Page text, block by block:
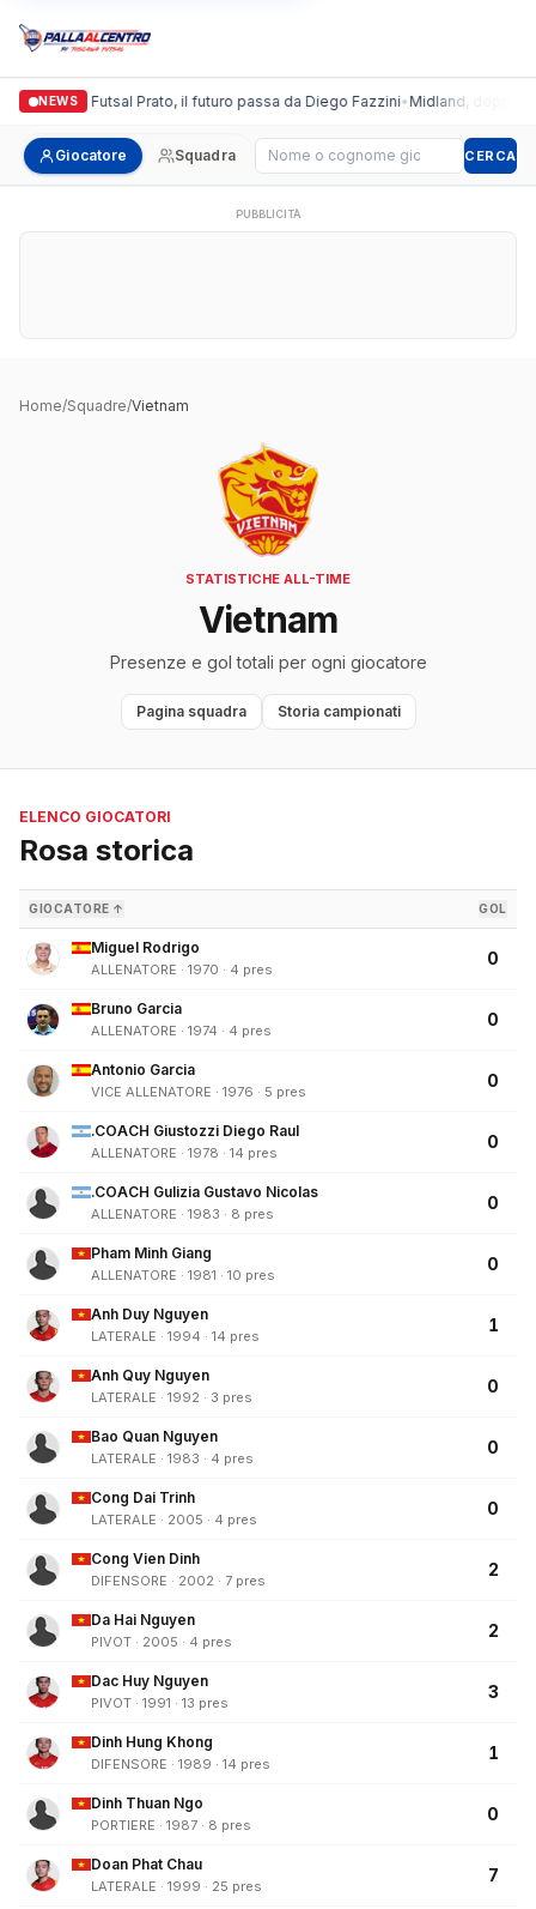
NEWS
Italgronda Futsal Prato, il futuro passa da Diego Fazzini•Midland, doppio
Giocatore Squadra Cerca giocatore CERCA
PUBBLICITÀ
Home/Squadre/Vietnam
STATISTICHE ALL-TIME
Vietnam
Presenze e gol totali per ogni giocatore
Pagina squadra Storia campionati
ELENCO GIOCATORI
Rosa storica
GIOCATORE ↑ GOL
Miguel Rodrigo
ALLENATORE · 1970 · 4 pres
0
Bruno Garcia
ALLENATORE · 1974 · 4 pres
0
Antonio Garcia
VICE ALLENATORE · 1976 · 5 pres
0
.COACH Giustozzi Diego Raul
ALLENATORE · 1978 · 14 pres
0
.COACH Gulizia Gustavo Nicolas
ALLENATORE · 1983 · 8 pres
0
Pham Minh Giang
ALLENATORE · 1981 · 10 pres
0
Anh Duy Nguyen
LATERALE · 1994 · 14 pres
1
Anh Quy Nguyen
LATERALE · 1992 · 3 pres
0
Bao Quan Nguyen
LATERALE · 1983 · 4 pres
0
Cong Dai Trinh
LATERALE · 2005 · 4 pres
0
Cong Vien Dinh
DIFENSORE · 2002 · 7 pres
2
Da Hai Nguyen
PIVOT · 2005 · 4 pres
2
Dac Huy Nguyen
PIVOT · 1991 · 13 pres
3
Dinh Hung Khong
DIFENSORE · 1989 · 14 pres
1
Dinh Thuan Ngo
PORTIERE · 1987 · 8 pres
0
Doan Phat Chau
LATERALE · 1999 · 25 pres
7